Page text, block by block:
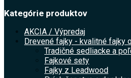
Kategórie produktov
AKCIA / Výpredaj
Drevené fajky - kvalitné fajky
Tradičné sedliacke a
Fajkové sety
Fajky z Leadwood